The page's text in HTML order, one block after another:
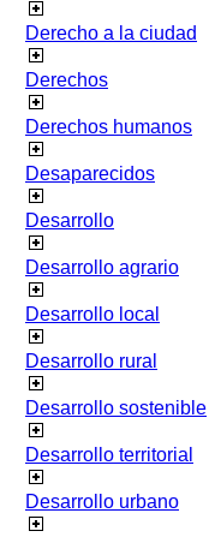
Derecho a la ciudad
Derechos
Derechos humanos
Desaparecidos
Desarrollo
Desarrollo agrario
Desarrollo local
Desarrollo rural
Desarrollo sostenible
Desarrollo territorial
Desarrollo urbano